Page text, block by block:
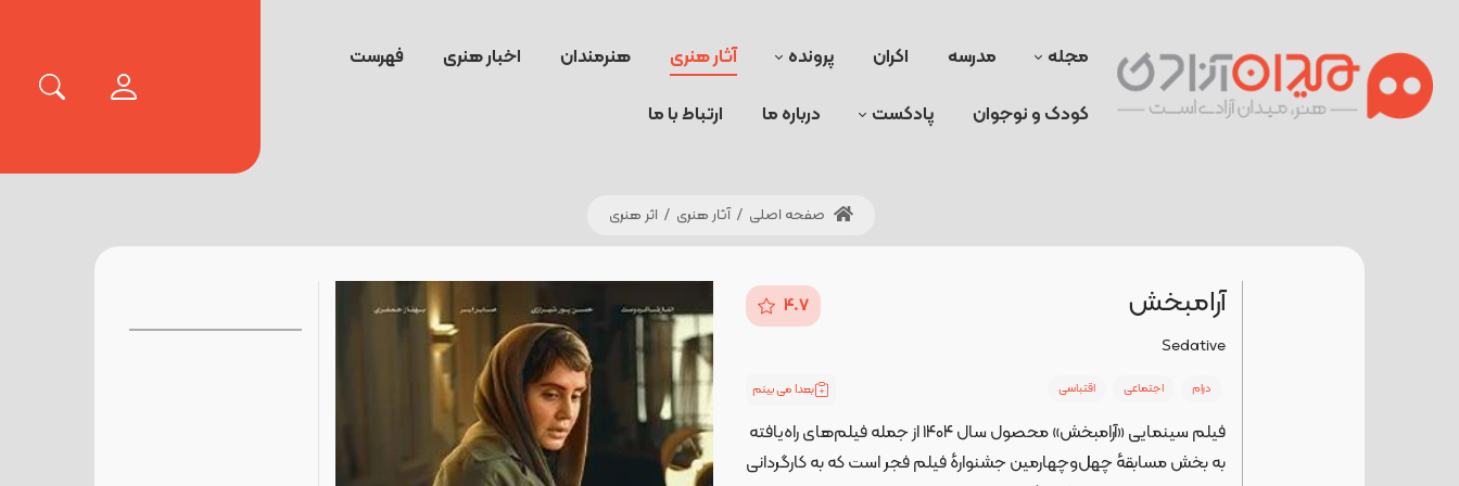
مجله مدرسه اکران پرونده آثار هنری هنرمندان اخبار هنری فهرست
کودک و نوجوان پادکست درباره ما ارتباط با ما
صفحه اصلی / آثار هنری / اثر هنری
آرامبخش 4.7
Sedative
درام اجتماعی اقتباسی بعدا می بینم
فیلم سینمایی «آرامبخش» محصول سال ۱۴۰۴ از جمله فیلم‌های راه‌یافته
به بخش مسابقهٔ چهل‌وچهارمین جشنوارهٔ فیلم فجر است که به کارگردانی